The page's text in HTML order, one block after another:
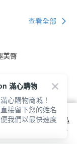
查看全部
美臀
式之詳情，及若您不希
，請參閱本網站「
隱私
意本公司得按本網站使
滿心購物
心購物商城！
接留下您的姓名
我們以最快速度